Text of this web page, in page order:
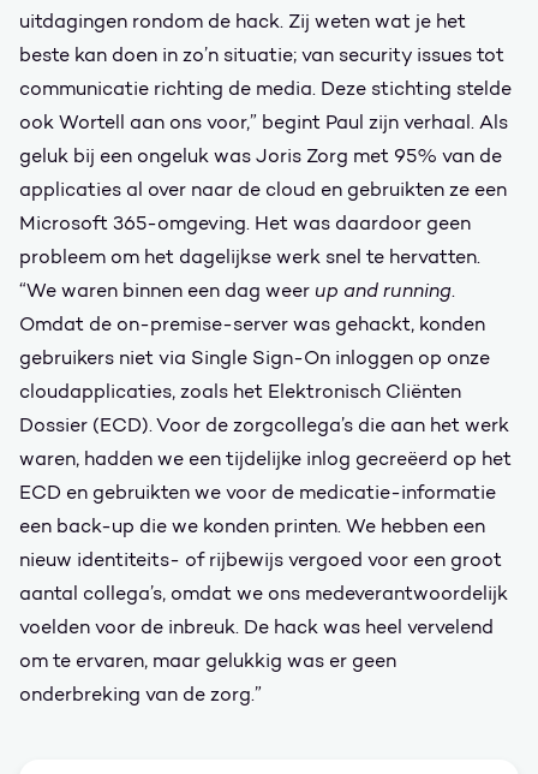
uitdagingen rondom de hack. Zij weten wat je het
beste kan doen in zo’n situatie; van security issues tot
communicatie richting de media. Deze stichting stelde
ook Wortell aan ons voor,” begint Paul zijn verhaal. Als
geluk bij een ongeluk was Joris Zorg met 95% van de
applicaties al over naar de cloud en gebruikten ze een
Microsoft 365-omgeving. Het was daardoor geen
probleem om het dagelijkse werk snel te hervatten.
“We waren binnen een dag weer up and running.
Omdat de on-premise-server was gehackt, konden
gebruikers niet via Single Sign-On inloggen op onze
cloudapplicaties, zoals het Elektronisch Cliënten
Dossier (ECD). Voor de zorgcollega’s die aan het werk
waren, hadden we een tijdelijke inlog gecreëerd op het
ECD en gebruikten we voor de medicatie-informatie
een back-up die we konden printen. We hebben een
nieuw identiteits- of rijbewijs vergoed voor een groot
aantal collega’s, omdat we ons medeverantwoordelijk
voelden voor de inbreuk. De hack was heel vervelend
om te ervaren, maar gelukkig was er geen
onderbreking van de zorg.”